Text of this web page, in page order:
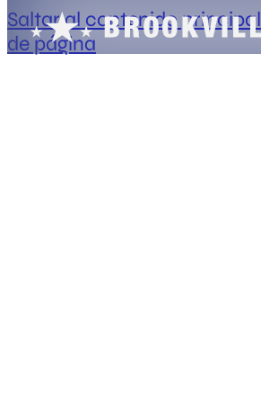
Saltar al contenido principal
de página